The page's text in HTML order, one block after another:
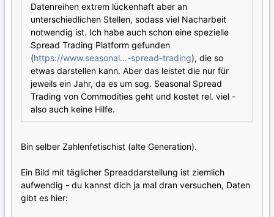
Datenreihen extrem lückenhaft aber an
unterschiedlichen Stellen, sodass viel Nacharbeit
notwendig ist. Ich habe auch schon eine spezielle
Spread Trading Platform gefunden
(https://www.seasonal...-spread-trading), die so
etwas darstellen kann. Aber das leistet die nur für
jeweils ein Jahr, da es um sog. Seasonal Spread
Trading von Commodities geht und kostet rel. viel -
also auch keine Hilfe.
Bin selber Zahlenfetischist (alte Generation).
Ein Bild mit täglicher Spreaddarstellung ist ziemlich
aufwendig - du kannst dich ja mal dran versuchen, Daten
gibt es hier: